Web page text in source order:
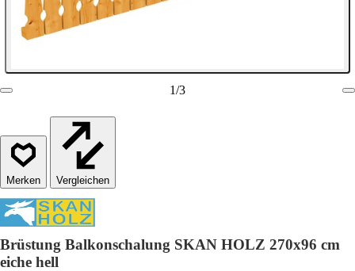
1/3
Vergleichen
Brüstung Balkonschalung SKAN HOLZ 270x96 cm
eiche hell